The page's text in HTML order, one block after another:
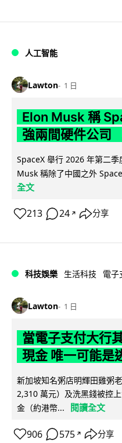
人工智能
Lawton 1 日
Elon Musk 稱
強兩間硬件公司
SpaceX 舉行 2026 年第二
Musk 稱除了中國之外
全文
213 24 ↗ 分享
科技娛樂 生活科技 電子
Lawton 1 日
當電子支付大行
現金 唯一可能是
新加坡知名粥店明輝田雞粥
2,310 萬元）及洗黑錢被控
金（約港幣...
閱讀全文
906 575 ↗ 分享